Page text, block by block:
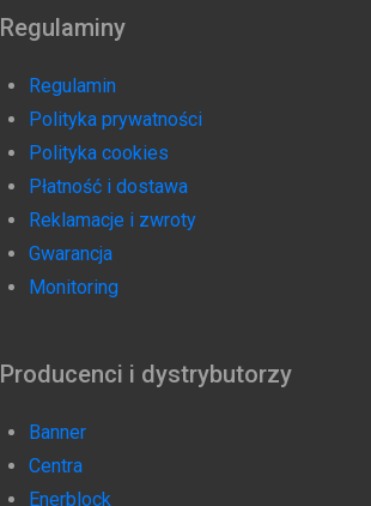
Regulaminy
Regulamin
Polityka prywatności
Polityka cookies
Płatność i dostawa
Reklamacje i zwroty
Gwarancja
Monitoring
Producenci i dystrybutorzy
Banner
Centra
Enerblock